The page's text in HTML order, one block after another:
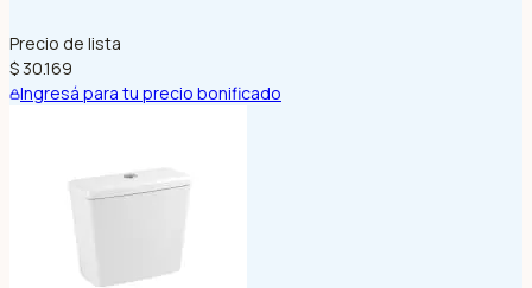
Precio de lista
$ 30.169
Ingresá para tu precio bonificado